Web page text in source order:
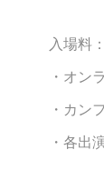
入場料
・オン
・カン
・各出